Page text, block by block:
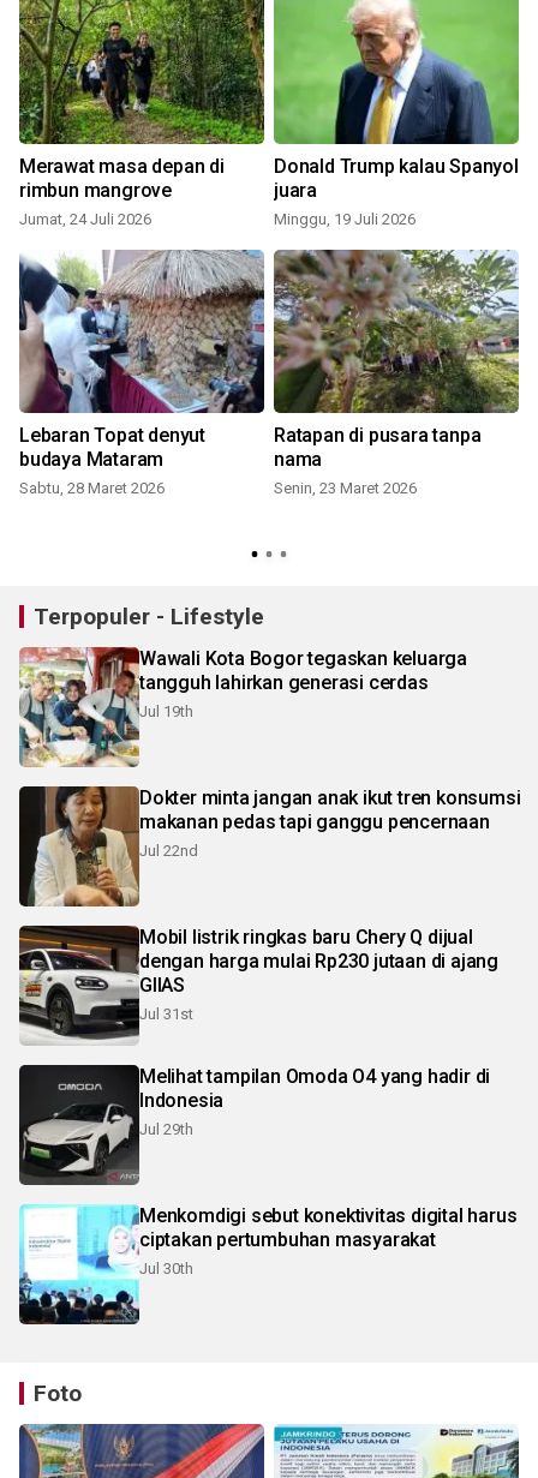
Merawat masa depan di
rimbun mangrove
Jumat, 24 Juli 2026
Donald Trump kalau Spanyol
juara
Minggu, 19 Juli 2026
Lebaran Topat denyut
budaya Mataram
Sabtu, 28 Maret 2026
Ratapan di pusara tanpa
nama
Senin, 23 Maret 2026
Terpopuler - Lifestyle
Wawali Kota Bogor tegaskan keluarga
tangguh lahirkan generasi cerdas
Jul 19th
Dokter minta jangan anak ikut tren konsumsi
makanan pedas tapi ganggu pencernaan
Jul 22nd
Mobil listrik ringkas baru Chery Q dijual
dengan harga mulai Rp230 jutaan di ajang
GIIAS
Jul 31st
Melihat tampilan Omoda O4 yang hadir di
Indonesia
Jul 29th
Menkomdigi sebut konektivitas digital harus
ciptakan pertumbuhan masyarakat
Jul 30th
Foto